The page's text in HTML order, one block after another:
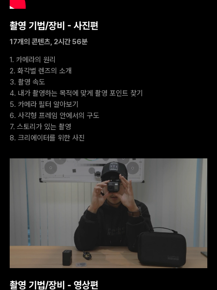
촬영 기법/장비 - 사진편
17개의 콘텐츠, 2시간 56분
1. 카메라의 원리
2. 화각별 렌즈의 소개
3. 촬영 속도
4. 내가 촬영하는 목적에 맞게 촬영 포인트 찾기
5. 카메라 필터 알아보기
6. 사각형 프레임 안에서의 구도
7. 스토리가 있는 촬영
8. 크리에이터를 위한 사진
촬영 기법/장비 - 영상편